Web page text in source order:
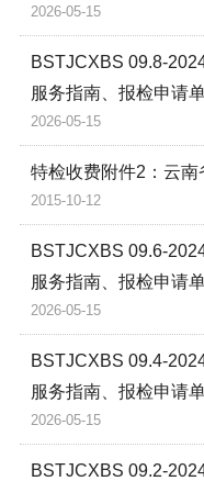
2026-05-15
BSTJCXBS 09.8-
服务指南、报检申请
2026-05-15
特检收费附件2：云
2015-10-12
BSTJCXBS 09.6-
服务指南、报检申请
2026-05-15
BSTJCXBS 09.4-
服务指南、报检申请
2026-05-15
BSTJCXBS 09.2-